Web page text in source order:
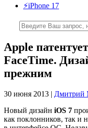
⚡️iPhone 17
Apple
FaceTime.
прежним
30 июня 2013 | Дмитрий
Новый дизайн iOS 7
как поклонников, так и